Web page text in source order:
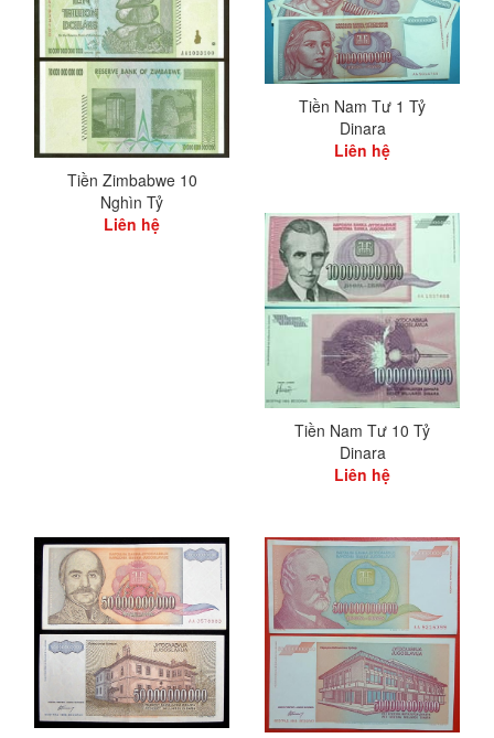
Tiền Zimbabwe 10
Nghìn Tỷ
Liên hệ
Tiền Nam Tư 1 Tỷ
Dinara
Liên hệ
Tiền Nam Tư 10 Tỷ
Dinara
Liên hệ